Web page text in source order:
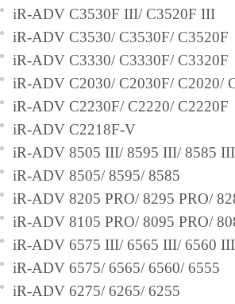
iR-ADV C3530F III/ C3520F III
iR-ADV C3530/ C3530F/ C3520F
iR-ADV C3330/ C3330F/ C3320F
iR-ADV C2030/ C2030F/ C2020/
iR-ADV C2230F/ C2220/ C2220F
iR-ADV C2218F-V
iR-ADV 8505 III/ 8595 III/ 8585 III
iR-ADV 8505/ 8595/ 8585
iR-ADV 8205 PRO/ 8295 PRO/
iR-ADV 8105 PRO/ 8095 PRO/
iR-ADV 6575 III/ 6565 III/ 6560 III
iR-ADV 6575/ 6565/ 6560/ 6555
iR-ADV 6275/ 6265/ 6255